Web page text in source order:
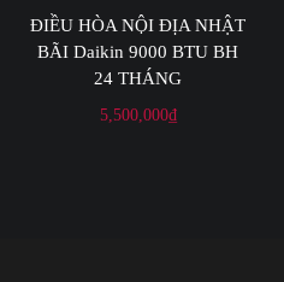
ĐIỀU HÒA NỘI ĐỊA NHẬT
BÃI Daikin 9000 BTU BH
24 THÁNG
5,500,000₫